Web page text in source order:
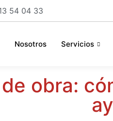
54 04 33
Nosotros Servicios
obra: